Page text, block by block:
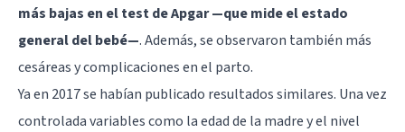
más bajas en el test de Apgar —que mide el estado
general del bebé—. Además, se observaron también más
cesáreas y complicaciones en el parto.
Ya en 2017 se habían publicado resultados similares. Una vez
controlada variables como la edad de la madre y el nivel